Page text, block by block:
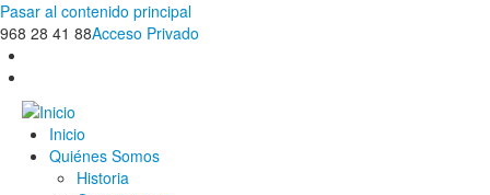
Pasar al contenido principal
968 28 41 88Acceso Privado
Inicio
Quiénes Somos
Historia